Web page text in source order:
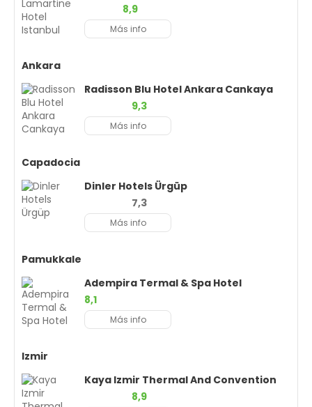
8,9
Más info
Ankara
Radisson Blu Hotel Ankara Cankaya
9,3
Más info
Capadocia
Dinler Hotels Ürgüp
7,3
Más info
Pamukkale
Adempira Termal & Spa Hotel
8,1
Más info
Izmir
Kaya Izmir Thermal And Convention
8,9